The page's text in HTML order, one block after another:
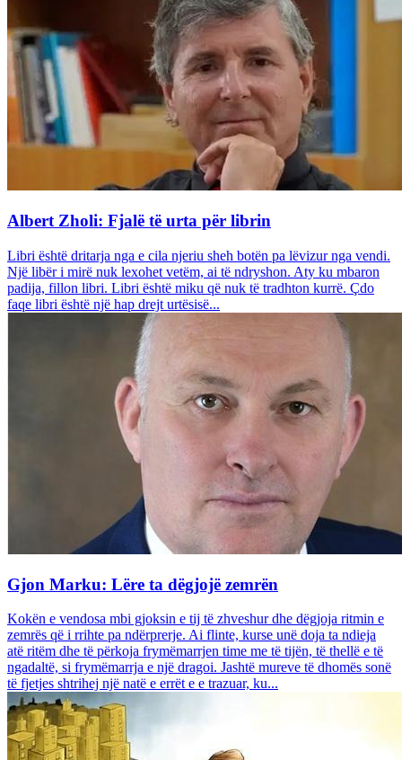
Albert Zholi: Fjalë të urta për librin
Libri është dritarja nga e cila njeriu sheh botën pa lëvizur nga vendi.
Një libër i mirë nuk lexohet vetëm, ai të ndryshon. Aty ku mbaron
padija, fillon libri. Libri është miku që nuk të tradhton kurrë. Çdo
faqe libri është një hap drejt urtësisë...
Gjon Marku: Lëre ta dëgjojë zemrën
Kokën e vendosa mbi gjoksin e tij të zhveshur dhe dëgjoja ritmin e
zemrës që i rrihte pa ndërprerje. Ai flinte, kurse unë doja ta ndieja
atë ritëm dhe të përkoja frymëmarrjen time me të tijën, të thellë e të
ngadaltë, si frymëmarrja e një dragoi. Jashtë mureve të dhomës sonë
të fjetjes shtrihej një natë e errët e e trazuar, ku...